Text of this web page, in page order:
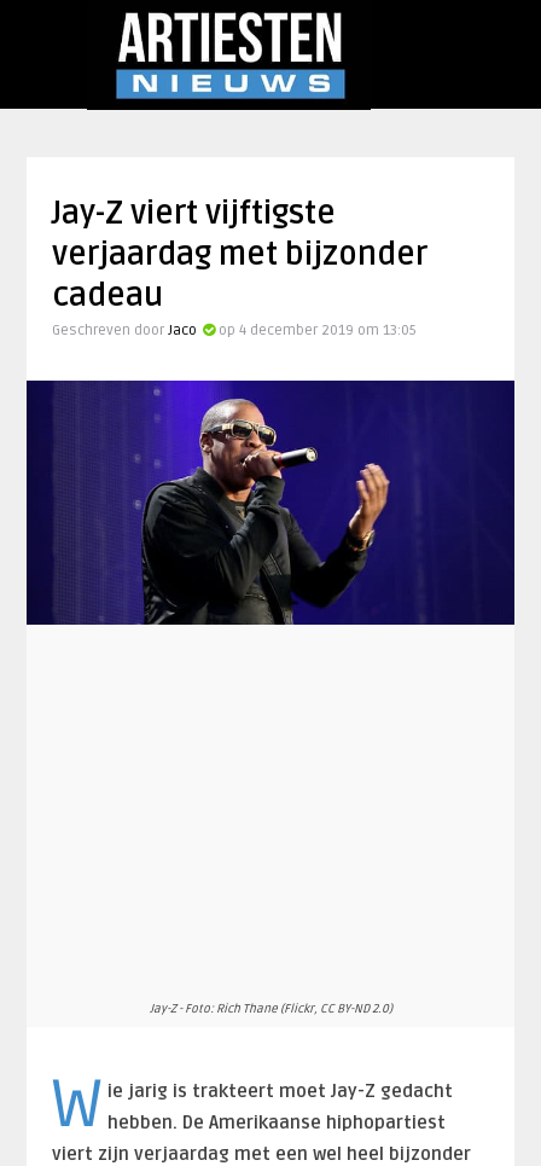
Jay-Z viert vijftigste
verjaardag met bijzonder
cadeau
Geschreven door Jaco op 4 december 2019 om 13:05
Jay-Z - Foto: Rich Thane (Flickr, CC BY-ND 2.0)
W ie jarig is trakteert moet Jay-Z gedacht
hebben. De Amerikaanse hiphopartiest
viert zijn verjaardag met een wel heel bijzonder